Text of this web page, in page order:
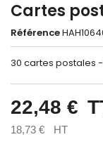
Cartes
Référence
30 cartes postales -
22,48 €
18,73 € HT